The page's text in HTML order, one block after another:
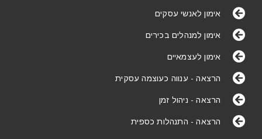
אימון לאנשי עסקים
אימון למנהלים בכירים
אימון לעצמאיים
הרצאה - ענווה כעוצמה עסקית
הרצאה - ניהול זמן
הרצאה - התנהלות כספית